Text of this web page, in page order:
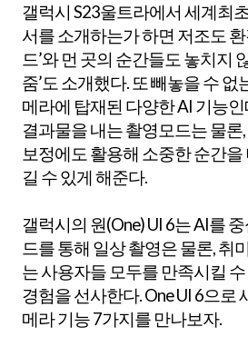
갤럭시 S23울트라에서 세계최
서를 소개하는가 하면 저조도
드’와 먼 곳의 순간들도 놓치지
줌’도 소개했다. 또 빼놓을 수 없
메라에 탑재된 다양한 AI 기능
결과물을 내는 촬영모드는 물론
보정에도 활용해 소중한 순간
길 수 있게 해준다.
갤럭시의 원(One) UI 6는 AI를
드를 통해 일상 촬영은 물론, 취
는 사용자들 모두를 만족시킬
경험을 선사한다. One UI 6으로
메라 기능 7가지를 만나보자.